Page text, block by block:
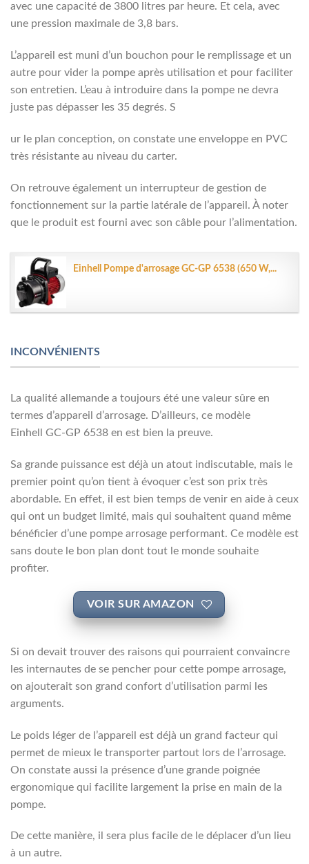
avec une capacité de 3800 litres par heure. Et cela, avec
une pression maximale de 3,8 bars.
L’appareil est muni d’un bouchon pour le remplissage et un
autre pour vider la pompe après utilisation et pour faciliter
son entretien. L’eau à introduire dans la pompe ne devra
juste pas dépasser les 35 degrés. S
ur le plan conception, on constate une enveloppe en PVC
très résistante au niveau du carter.
On retrouve également un interrupteur de gestion de
fonctionnement sur la partie latérale de l’appareil. À noter
que le produit est fourni avec son câble pour l’alimentation.
Einhell Pompe d'arrosage GC-GP 6538 (650 W,...
INCONVÉNIENTS
La qualité allemande a toujours été une valeur sûre en
termes d’appareil d’arrosage. D’ailleurs, ce modèle
Einhell GC-GP 6538 en est bien la preuve.
Sa grande puissance est déjà un atout indiscutable, mais le
premier point qu’on tient à évoquer c’est son prix très
abordable. En effet, il est bien temps de venir en aide à ceux
qui ont un budget limité, mais qui souhaitent quand même
bénéficier d’une pompe arrosage performant. Ce modèle est
sans doute le bon plan dont tout le monde souhaite
profiter.
VOIR SUR AMAZON
Si on devait trouver des raisons qui pourraient convaincre
les internautes de se pencher pour cette pompe arrosage,
on ajouterait son grand confort d’utilisation parmi les
arguments.
Le poids léger de l’appareil est déjà un grand facteur qui
permet de mieux le transporter partout lors de l’arrosage.
On constate aussi la présence d’une grande poignée
ergonomique qui facilite largement la prise en main de la
pompe.
De cette manière, il sera plus facile de le déplacer d’un lieu
à un autre.